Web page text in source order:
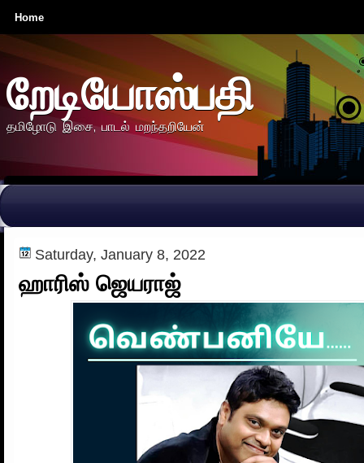
Home
றேடியோஸ்பதி
தமிழோடு இசை, பாடல் மறந்தறியேன்
Saturday, January 8, 2022
ஹாரிஸ் ஜெயராஜ்